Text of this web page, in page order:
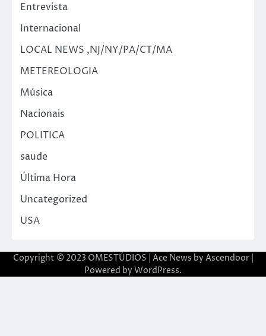
Entrevista
Internacional
LOCAL NEWS ,NJ/NY/PA/CT/MA
METEREOLOGIA
Música
Nacionais
POLITICA
saude
Última Hora
Uncategorized
USA
Copyright © 2023 OMESTÚDIOS | Ace News by Ascendoor|
Powered by WordPress.